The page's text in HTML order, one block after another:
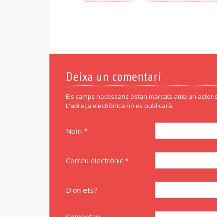
Deixa un comentari
Els camps necessaris estan marcats amb un
L'adreça electrònica no es publicarà.
Nom *
Correu electrònic *
D'on ets?